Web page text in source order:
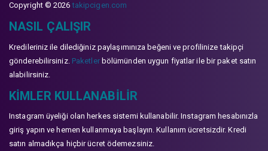
Copyright © 2026takipcigen.com
NASIL ÇALIŞIR
Kredileriniz ile dilediğiniz paylaşımınıza beğeni ve profilinize takipçi
gönderebilirsiniz. Paketlerbölümünden uygun fiyatlar ile bir paket satın
alabilirsiniz.
KIMLER KULLANABILIR
Instagram üyeliği olan herkes sistemi kullanabilir. Instagram hesabınızla
giriş yapın ve hemen kullanmaya başlayın. Kullanım ücretsizdir. Kredi
satın almadıkça hiçbir ücret ödemezsiniz.